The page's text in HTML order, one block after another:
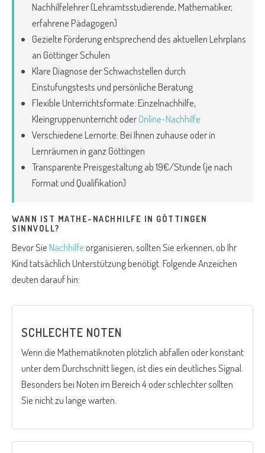
Nachhilfelehrer (Lehramtsstudierende, Mathematiker,
erfahrene Pädagogen)
Gezielte Förderung entsprechend des aktuellen Lehrplans
an Göttinger Schulen
Klare Diagnose der Schwachstellen durch
Einstufungstests und persönliche Beratung
Flexible Unterrichtsformate: Einzelnachhilfe,
Kleingruppenunterricht oderOnline-Nachhilfe
Verschiedene Lernorte: Bei Ihnen zuhause oder in
Lernräumen in ganz Göttingen
Transparente Preisgestaltung ab 19€/Stunde (je nach
Format und Qualifikation)
WANN IST MATHE-NACHHILFE IN GÖTTINGEN
SINNVOLL?
Bevor SieNachhilfeorganisieren, sollten Sie erkennen, ob Ihr
Kind tatsächlich Unterstützung benötigt. Folgende Anzeichen
deuten darauf hin:
SCHLECHTE NOTEN
Wenn die Mathematiknoten plötzlich abfallen oder konstant
unter dem Durchschnitt liegen, ist dies ein deutliches Signal.
Besonders bei Noten im Bereich 4 oder schlechter sollten
Sie nicht zu lange warten.